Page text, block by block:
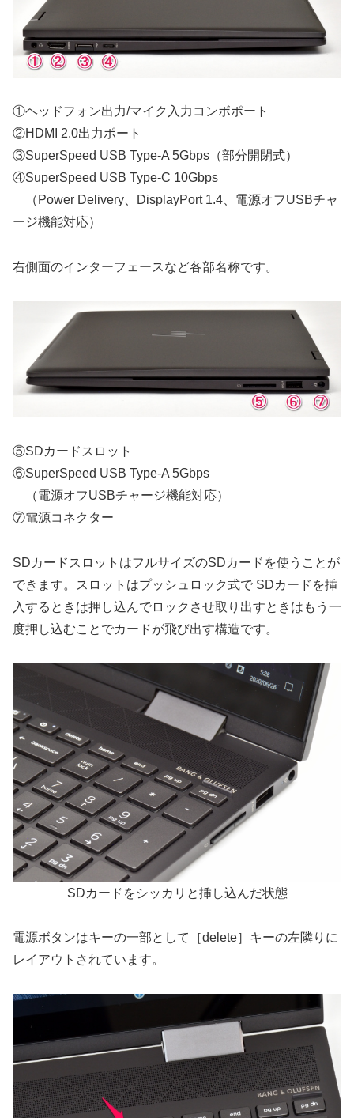
①ヘッドフォン出力/マイク入力コンボポート
②HDMI 2.0出力ポート
③SuperSpeed USB Type-A 5Gbps（部分開閉式）
④SuperSpeed USB Type-C 10Gbps
（Power Delivery、DisplayPort 1.4、電源オフUSBチャ
ージ機能対応）
右側面のインターフェースなど各部名称です。
⑤SDカードスロット
⑥SuperSpeed USB Type-A 5Gbps
（電源オフUSBチャージ機能対応）
⑦電源コネクター
SDカードスロットはフルサイズのSDカードを使うことが
できます。スロットはプッシュロック式で SDカードを挿
入するときは押し込んでロックさせ取り出すときはもう一
度押し込むことでカードが飛び出す構造です。
SDカードをシッカリと挿し込んだ状態
電源ボタンはキーの一部として［delete］キーの左隣りに
レイアウトされています。